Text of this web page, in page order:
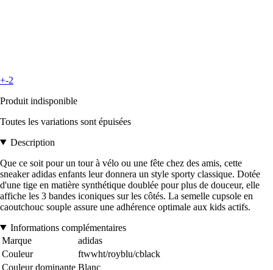
+-2
Produit indisponible
Toutes les variations sont épuisées
Description
Que ce soit pour un tour à vélo ou une fête chez des amis, cette
sneaker adidas enfants leur donnera un style sporty classique. Dotée
d'une tige en matière synthétique doublée pour plus de douceur, elle
affiche les 3 bandes iconiques sur les côtés. La semelle cupsole en
caoutchouc souple assure une adhérence optimale aux kids actifs.
Informations complémentaires
Marque
adidas
Couleur
ftwwht/royblu/cblack
Couleur dominante Blanc